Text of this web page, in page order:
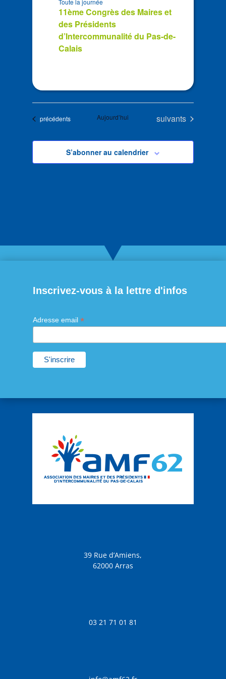
11ème Congrès des Maires et
des Présidents
d’Intercommunalité du Pas-de-
Calais
Toute la journée
Évènements
précédents Aujourd’hui Évènements
suivants
S’abonner au calendrier
Inscrivez-vous à la lettre d'infos
Adresse email *
39 Rue d’Amiens,
62000 Arras
03 21 71 01 81